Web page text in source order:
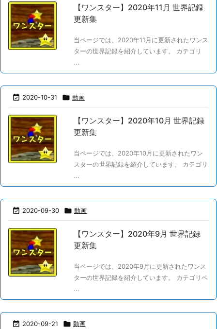
【ワンスター】2020年11月 世界記録
更新集
当ページでは、2020年11月に更新されたワンス
ターの世界記録を紹介しています。 カテゴリ
...
 2020-10-31  動画
【ワンスター】2020年10月 世界記録
更新集
当ページでは、2020年10月に更新されたワン
スターの世界記録を紹介しています。 カテゴリ
...
 2020-09-30  動画
【ワンスター】2020年9月 世界記録
更新集
当ページでは、2020年9月に更新されたワンス
ターの世界記録を紹介しています。 カテゴリペ
...
 2020-09-21  動画